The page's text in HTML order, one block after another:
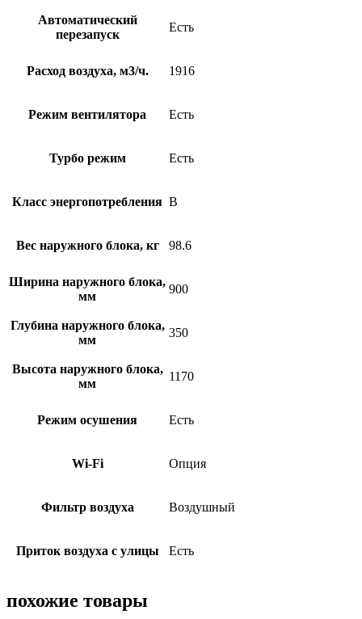
Автоматический
перезапуск
Есть
Расход воздуха, м3/ч. 1916
Режим вентилятора Есть
Турбо режим Есть
Класс энергопотребления B
Вес наружного блока, кг 98.6
Ширина наружного блока,
мм
900
Глубина наружного блока,
мм
350
Высота наружного блока,
мм
1170
Режим осушения Есть
Wi-Fi Опция
Фильтр воздуха Воздушный
Приток воздуха с улицы Есть
похожие товары